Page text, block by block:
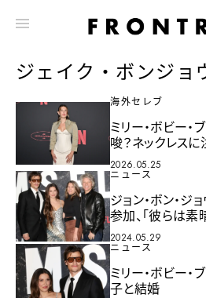
ジェイク・ボンジョ
海外セレブ
ミリー・ボビー・
唆？ネックレス
2026.05.25
ニュース
ジョン・ボン・
参加、「彼らは素
2024.05.29
ニュース
ミリー・ボビー・
子と結婚